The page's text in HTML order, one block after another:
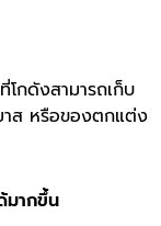
กดังสามารถเก็บ
าส หรือของตกแต่ง
มากขึ้น